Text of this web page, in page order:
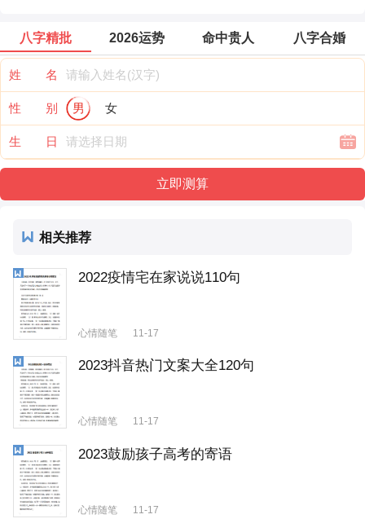
八字精批 2026运势 命中贵人 八字合婚
姓 名
性 别 男 女
生 日
相关推荐
2022疫情宅在家说说110句
心情随笔 11-17
2023抖音热门文案大全120句
心情随笔 11-17
2023鼓励孩子高考的寄语
心情随笔 11-17